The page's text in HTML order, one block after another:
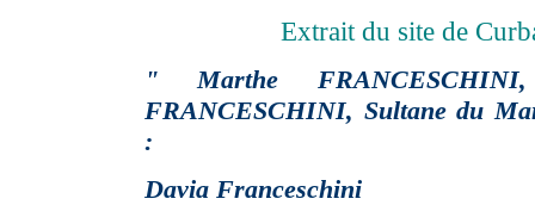
Extrait du site de
" Marthe
FRANCESCHINI, Sultane du
:
Davia Franceschini